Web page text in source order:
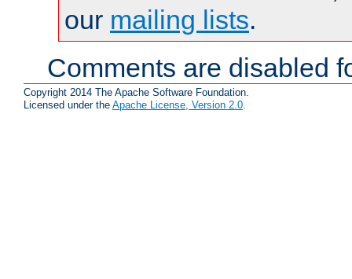
our mailing lists.
Comments are disabled
Copyright 2014 The Apache Software Foundation.
Licensed under the Apache License, Version 2.0